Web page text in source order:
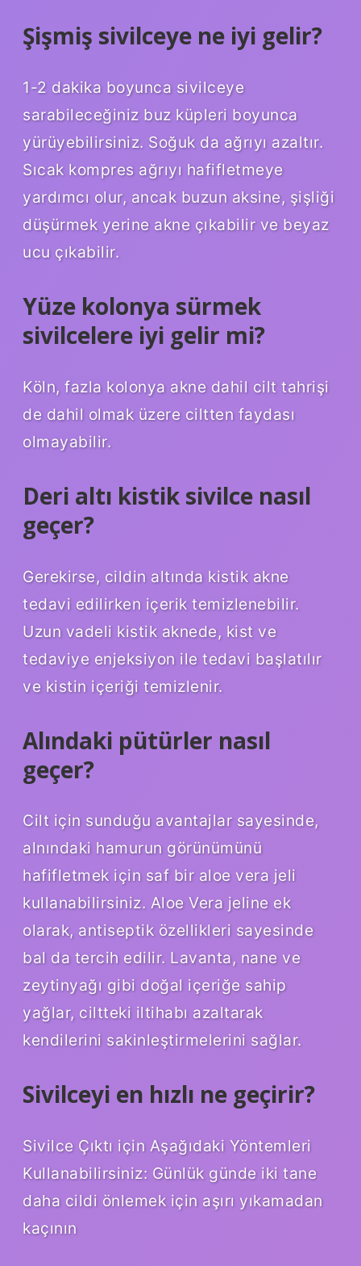
Şişmiş sivilceye ne iyi gelir?
1-2 dakika boyunca sivilceye
sarabileceğiniz buz küpleri boyunca
yürüyebilirsiniz. Soğuk da ağrıyı azaltır.
Sıcak kompres ağrıyı hafifletmeye
yardımcı olur, ancak buzun aksine, şişliği
düşürmek yerine akne çıkabilir ve beyaz
ucu çıkabilir.
Yüze kolonya sürmek
sivilcelere iyi gelir mi?
Köln, fazla kolonya akne dahil cilt tahrişi
de dahil olmak üzere ciltten faydası
olmayabilir.
Deri altı kistik sivilce nasıl
geçer?
Gerekirse, cildin altında kistik akne
tedavi edilirken içerik temizlenebilir.
Uzun vadeli kistik aknede, kist ve
tedaviye enjeksiyon ile tedavi başlatılır
ve kistin içeriği temizlenir.
Alındaki pütürler nasıl
geçer?
Cilt için sunduğu avantajlar sayesinde,
alnındaki hamurun görünümünü
hafifletmek için saf bir aloe vera jeli
kullanabilirsiniz. Aloe Vera jeline ek
olarak, antiseptik özellikleri sayesinde
bal da tercih edilir. Lavanta, nane ve
zeytinyağı gibi doğal içeriğe sahip
yağlar, ciltteki iltihabı azaltarak
kendilerini sakinleştirmelerini sağlar.
Sivilceyi en hızlı ne geçirir?
Sivilce Çıktı için Aşağıdaki Yöntemleri
Kullanabilirsiniz: Günlük günde iki tane
daha cildi önlemek için aşırı yıkamadan
kaçının